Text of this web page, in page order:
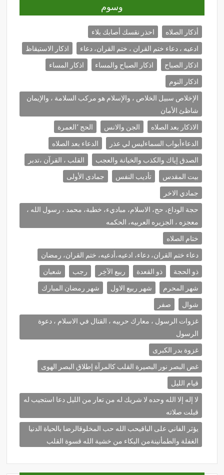
وسوم
أذكار الصلاه
احذر نقسك أصابك بلاء
ادعيه ، دعاء ختم القران ، ختم القران، دعاء
اذكار الاستيقاظ
اذكار الصباح
اذكار الصباح والمساء
اذكار المساء
اذكار النوم
الإخلاص سبيل الخلاص ، والإسلام هو مركب السلامة ، والإيمان
شاظئ الأمان
الاذكار بعد الصلاه
الجن والانس
الحج ٬العمرة
الدعاءأبواب السماءليس لي عذر
الدعاء بعد الصلاه
الصدق إياك والكذب والخيانة والعجب
القلب ، القرآن ،تدبر
بيت المقدس
تأديب النفس
جمادى الأولى
جمادي الاخر
حجة الوداع، حج، الاسلام، مباديء، خطبة، محمد ، رسول الله ،
معجزه ، الجزيره العربيه، الحكمه
ختام الصلاه
دعاء ختم القران، دعاء، ادعيه،أدعيه، ختم القران، رمضان
ذو الحجة
ذو القعدة ربيع الآخِر رجب
شعبان
شهر المحرم
شهر ربيع الاول
شهر رمضان المبارك
شوال
صفر
غزوات الرسول ، معارك حربيه ، القتال في الاسلام ، دعوة
الرسول
غزوة بدر الكبرى
غض البصر نور البصيرة القلب كالمرآة إطلاق البصر الهوى
قيام الليل
لا إله إلا الله وحده لا شريك له من تعار من الليل دعا استجيب له
قبلت صلاته
يؤثر الفاني على الباقيحب الله حب المخلوقالرضا بالحياة الدنيا
الغفلة والطمأنينةمن البكاء من خشية الله قسوة القلب